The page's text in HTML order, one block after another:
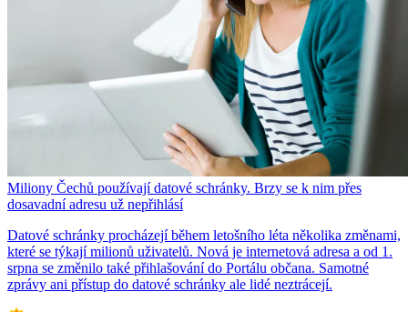
Miliony Čechů používají datové schránky. Brzy se k nim přes
dosavadní adresu už nepřihlásí
Datové schránky procházejí během letošního léta několika změnami,
které se týkají milionů uživatelů. Nová je internetová adresa a od 1.
srpna se změnilo také přihlašování do Portálu občana. Samotné
zprávy ani přístup do datové schránky ale lidé neztrácejí.